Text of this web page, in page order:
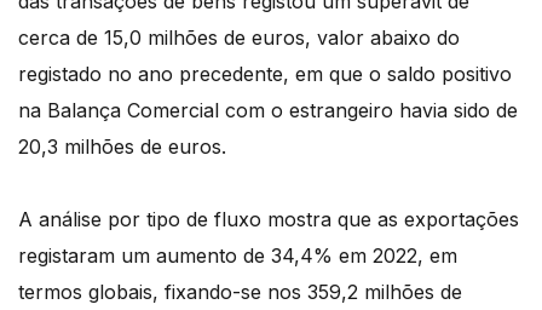
cerca de 15,0 milhões de euros, valor abaixo do
registado no ano precedente, em que o saldo positivo
na Balança Comercial com o estrangeiro havia sido de
20,3 milhões de euros.
A análise por tipo de fluxo mostra que as exportações
registaram um aumento de 34,4% em 2022, em
termos globais, fixando-se nos 359,2 milhões de